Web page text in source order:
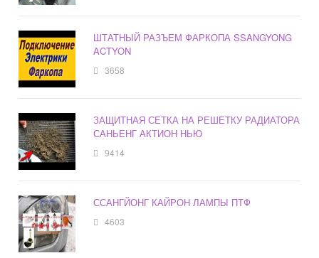
ШТАТНЫЙ РАЗЪЕМ ФАРКОПА SSANGYONG
ACTYON
3658
ЗАЩИТНАЯ СЕТКА НА РЕШЕТКУ РАДИАТОРА
САНЬЕНГ АКТИОН НЬЮ
9414
ССАНГЙОНГ КАЙРОН ЛАМПЫ ПТФ
4603